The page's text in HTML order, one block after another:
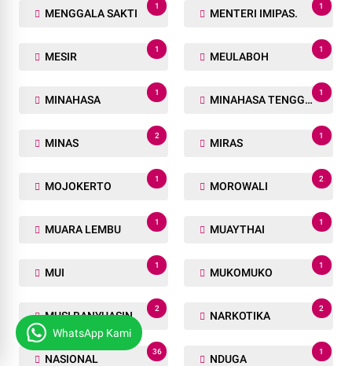
MENGGALA SAKTI
1
MENTERI IMIPAS.
1
MESIR
1
MEULABOH
1
MINAHASA
1
MINAHASA TENGGARA
1
MINAS
2
MIRAS
1
MOJOKERTO
1
MOROWALI
2
MUARA LEMBU
1
MUAYTHAI
1
MUI
1
MUKOMUKO
1
MUSI BANYUASIN
2
NARKOTIKA
2
NASIONAL
36
NDUGA
1
WhatsApp Kami